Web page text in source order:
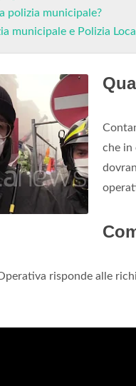
polizia municipale?
municipale e Polizia
che in
risponde alle